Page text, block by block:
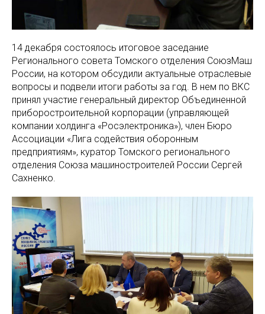
14 декабря состоялось итоговое заседание
Регионального совета Томского отделения СоюзМаш
России, на котором обсудили актуальные отраслевые
вопросы и подвели итоги работы за год. В нем по ВКС
принял участие генеральный директор Объединенной
приборостроительной корпорации (управляющей
компании холдинга «Росэлектроника»), член Бюро
Ассоциации «Лига содействия оборонным
предприятиям», куратор Томского регионального
отделения Союза машиностроителей России Сергей
Сахненко.